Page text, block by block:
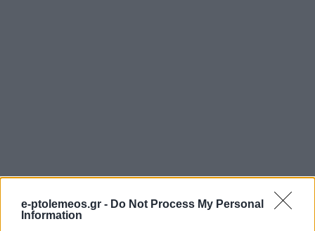
e-ptolemeos.gr - Do Not Process My Personal
Information